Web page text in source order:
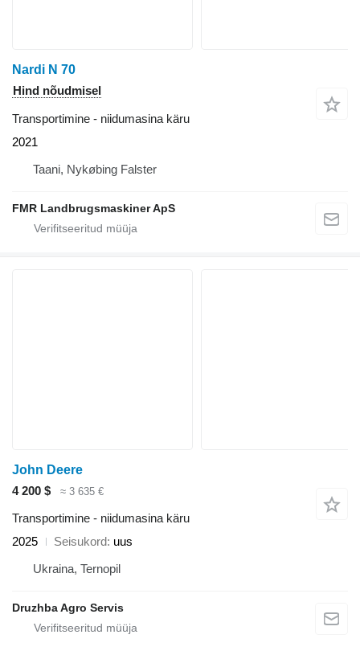
Nardi N 70
Hind nõudmisel
Transportimine - niidumasina käru
2021
Taani, Nykøbing Falster
FMR Landbrugsmaskiner ApS
John Deere
4 200 $
≈ 3 635 €
Transportimine - niidumasina käru
2025
Seisukord uus
Ukraina, Ternopil
Druzhba Agro Servis